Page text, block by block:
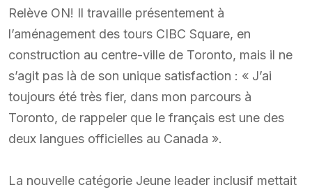
Relève ON! Il travaille présentement à
l’aménagement des tours CIBC Square, en
construction au centre-ville de Toronto, mais il ne
s’agit pas là de son unique satisfaction : « J’ai
toujours été très fier, dans mon parcours à
Toronto, de rappeler que le français est une des
deux langues officielles au Canada ».
La nouvelle catégorie Jeune leader inclusif mettait